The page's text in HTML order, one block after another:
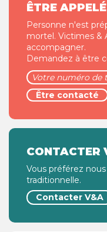
ÊTRE APPELÉ
Personne n'est
mortel. Victimes &
accompagner.
Demandez à être
CONTACTER
Vous préférez
traditionnelle.
Contacter V&A